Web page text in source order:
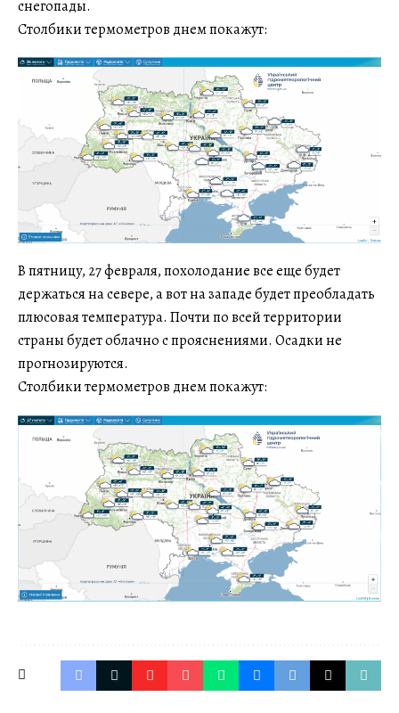
снегопады.
Столбики термометров днем покажут:
В пятницу, 27 февраля, похолодание все еще будет
держаться на севере, а вот на западе будет преобладать
плюсовая температура. Почти по всей территории
страны будет облачно с прояснениями. Осадки не
прогнозируются.
Столбики термометров днем покажут: